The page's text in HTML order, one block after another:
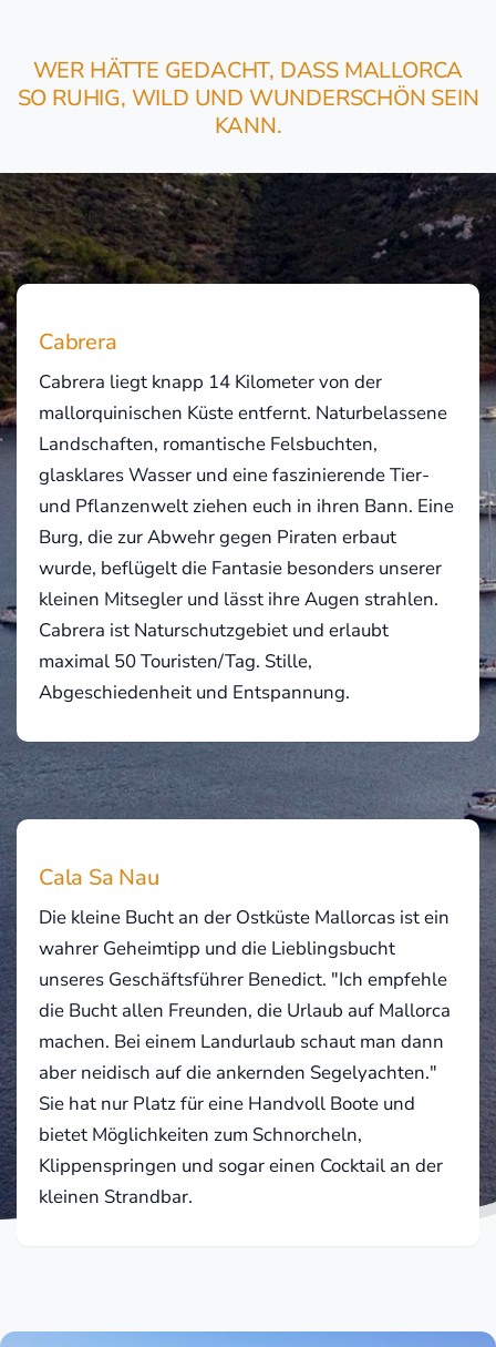
WER HÄTTE GEDACHT, DASS MALLORCA
SO RUHIG, WILD UND WUNDERSCHÖN SEIN
KANN.
Cabrera
Cabrera liegt knapp 14 Kilometer von der
mallorquinischen Küste entfernt. Naturbelassene
Landschaften, romantische Felsbuchten,
glasklares Wasser und eine faszinierende Tier-
und Pflanzenwelt ziehen euch in ihren Bann. Eine
Burg, die zur Abwehr gegen Piraten erbaut
wurde, beflügelt die Fantasie besonders unserer
kleinen Mitsegler und lässt ihre Augen strahlen.
Cabrera ist Naturschutzgebiet und erlaubt
maximal 50 Touristen/Tag. Stille,
Abgeschiedenheit und Entspannung.
Cala Sa Nau
Die kleine Bucht an der Ostküste Mallorcas ist ein
wahrer Geheimtipp und die Lieblingsbucht
unseres Geschäftsführer Benedict. "Ich empfehle
die Bucht allen Freunden, die Urlaub auf Mallorca
machen. Bei einem Landurlaub schaut man dann
aber neidisch auf die ankernden Segelyachten."
Sie hat nur Platz für eine Handvoll Boote und
bietet Möglichkeiten zum Schnorcheln,
Klippenspringen und sogar einen Cocktail an der
kleinen Strandbar.